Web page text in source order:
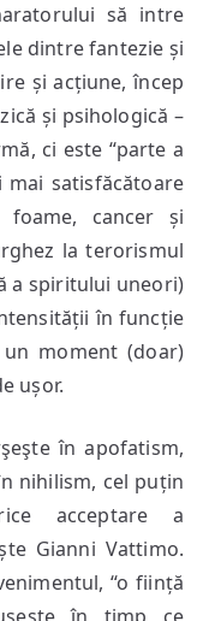
să intre
dintre fantezie și
și acțiune, încep
și psihologică –
ci este “parte a
satisfăcătoare
foame, cancer și
la terorismul
a spiritului uneori)
în funcție
moment (doar)
ușor.
în apofatism,
nihilism, cel puțin
acceptare a
Gianni Vattimo.
“o ființă